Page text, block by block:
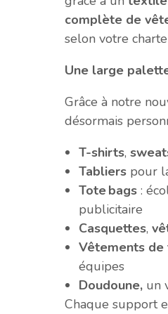
complète de
selon votre
Une large
Grâce à notre
désormais
T-shirts,
Tabliers pour
Totebags :
publicitaire
Casquettes,
Vêtements de
équipes
Doudoune, un
Chaque support